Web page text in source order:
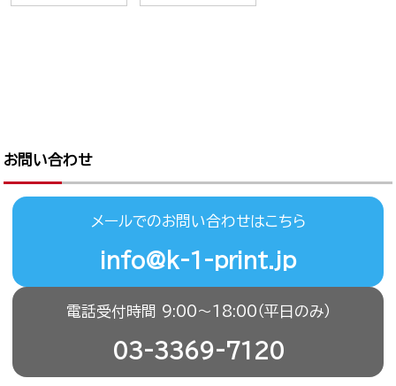
お問い合わせ
メールでのお問い合わせはこちら
info@k-1-print.jp
電話受付時間 9:00〜18:00（平日のみ）
03-3369-7120